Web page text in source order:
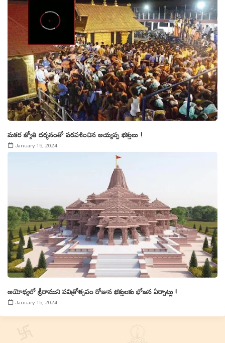
మకర జ్యోతి దర్శనంతో పరవశించిన అయ్యప్ప భక్తులు !
January 15, 2024
అయోధ్యలో శ్రీరాముని పవిత్రోత్సవం రోజున భక్తులకు భోజన ఏర్పాట్లు !
January 15, 2024